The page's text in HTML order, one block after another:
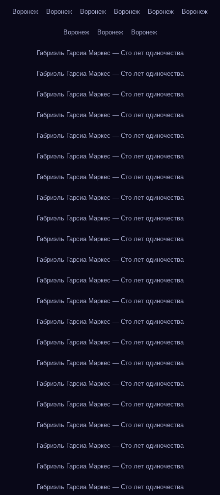
Воронеж Воронеж Воронеж Воронеж Воронеж Воронеж
Воронеж Воронеж Воронеж
Габриэль Гарсиа Маркес — Сто лет одиночества
Габриэль Гарсиа Маркес — Сто лет одиночества
Габриэль Гарсиа Маркес — Сто лет одиночества
Габриэль Гарсиа Маркес — Сто лет одиночества
Габриэль Гарсиа Маркес — Сто лет одиночества
Габриэль Гарсиа Маркес — Сто лет одиночества
Габриэль Гарсиа Маркес — Сто лет одиночества
Габриэль Гарсиа Маркес — Сто лет одиночества
Габриэль Гарсиа Маркес — Сто лет одиночества
Габриэль Гарсиа Маркес — Сто лет одиночества
Габриэль Гарсиа Маркес — Сто лет одиночества
Габриэль Гарсиа Маркес — Сто лет одиночества
Габриэль Гарсиа Маркес — Сто лет одиночества
Габриэль Гарсиа Маркес — Сто лет одиночества
Габриэль Гарсиа Маркес — Сто лет одиночества
Габриэль Гарсиа Маркес — Сто лет одиночества
Габриэль Гарсиа Маркес — Сто лет одиночества
Габриэль Гарсиа Маркес — Сто лет одиночества
Габриэль Гарсиа Маркес — Сто лет одиночества
Габриэль Гарсиа Маркес — Сто лет одиночества
Габриэль Гарсиа Маркес — Сто лет одиночества
Габриэль Гарсиа Маркес — Сто лет одиночества